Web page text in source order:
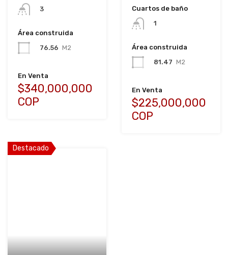
3
Área construida
76.56 M2
En Venta
$340,000,000
COP
Cuartos de baño
1
Área construida
81.47 M2
En Venta
$225,000,000
COP
Destacado